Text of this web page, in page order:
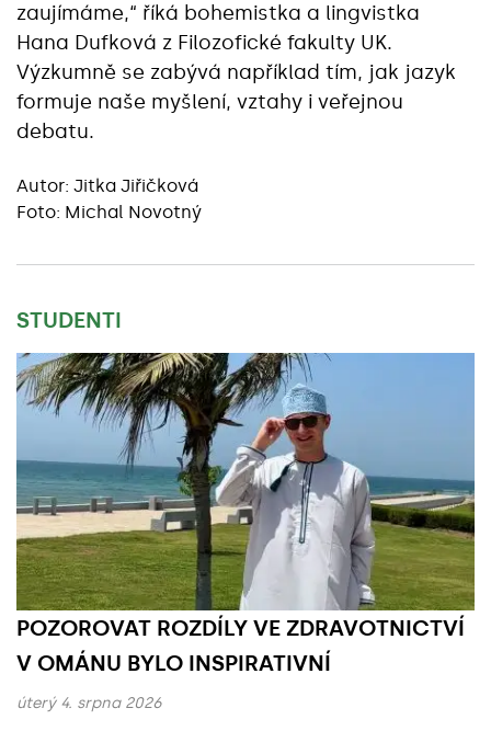
zaujímáme,“ říká bohemistka a lingvistka
Hana Dufková z Filozofické fakulty UK.
Výzkumně se zabývá například tím, jak jazyk
formuje naše myšlení, vztahy i veřejnou
debatu.
Autor: Jitka Jiřičková
Foto: Michal Novotný
STUDENTI
Základní údaje
POZOROVAT ROZDÍLY VE ZDRAVOTNICTVÍ
V OMÁNU BYLO INSPIRATIVNÍ
úterý 4. srpna 2026